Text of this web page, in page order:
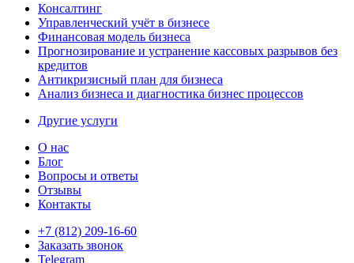
Консалтинг
Управленческий учёт в бизнесе
Финансовая модель бизнеса
Прогнозирование и устранение кассовых разрывов без
кредитов
Антикризисный план для бизнеса
Анализ бизнеса и диагностика бизнес процессов
Другие услуги
О нас
Блог
Вопросы и ответы
Отзывы
Контакты
+7 (812) 209-16-60
Заказать звонок
Telegram